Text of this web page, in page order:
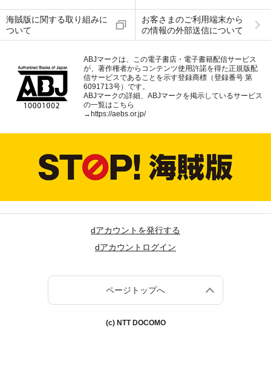
海賊版に関する取り組みに
ついて
お客さまのご利用端末から
の情報の外部送信について
ABJマークは、この電子書店・電子書籍配信サービス
が、著作権者からコンテンツ使用許諾を得た正規版配
信サービスであることを示す登録商標（登録番号 第
6091713号）です。
ABJマークの詳細、ABJマークを掲示しているサービス
の一覧はこちら
→ https://aebs.or.jp/
dアカウントを発行する
dアカウントログイン
ページトップへ
(c) NTT DOCOMO